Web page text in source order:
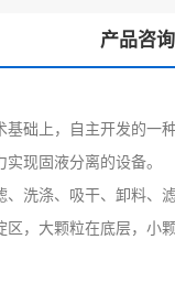
产品咨询
基础上，自主开发的一
现固液分离的设备。
、洗涤、吸干、卸料、
区，大颗粒在底层，小